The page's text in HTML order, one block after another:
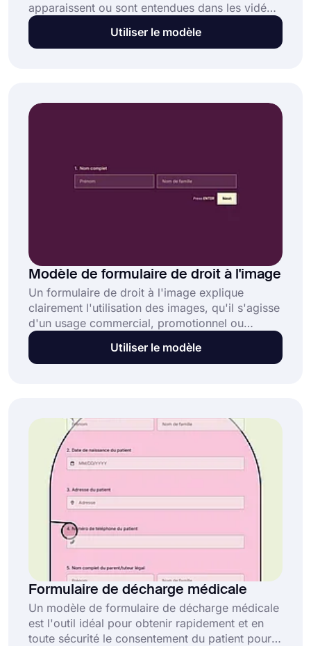
apparaissent ou sont entendues dans les vidéos
doivent signer avant que la vidéo ne soit
publiée. Il peut causer des problèmes juridiques
formulaire dès maintenant en utilisant le modèle
de formulaire de libération de vidéo.
Utiliser le modèle
Modèle de formulaire de droit à l'image
Un formulaire de droit à l'image explique
clairement l'utilisation des images, qu'il s'agisse
d'un usage commercial, promotionnel ou
éditorial. Ce modèle gratuit de formulaire de
droit à l'image présente trois avantages
Utiliser le modèle
Formulaire de décharge médicale
Un modèle de formulaire de décharge médicale
est l'outil idéal pour obtenir rapidement et en
toute sécurité le consentement du patient pour